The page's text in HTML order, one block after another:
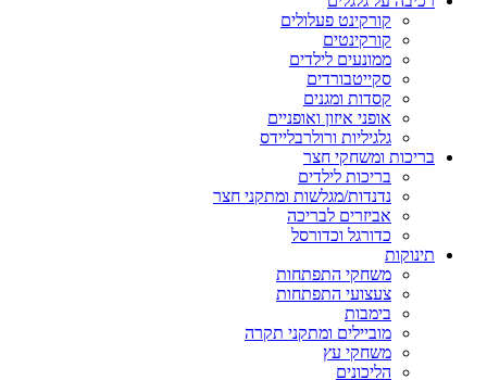
קורקינט פעלולים
קורקינטים
ממונעים לילדים
סקייטבורדים
קסדות ומגנים
אופני איזון ואופניים
גלגיליות ורולרבליידס
בריכות ומשחקי חצר
בריכות לילדים
נדנדות/מגלשות ומתקני חצר
אביזרים לבריכה
כדורגל וכדורסל
תינוקות
משחקי התפתחות
צעצועי התפתחות
בימבות
מוביילים ומתקני תקרה
משחקי עץ
הליכונים